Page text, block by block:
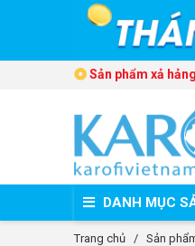
Sản phẩm xả
DANH MỤC
Trang chủ / Sản